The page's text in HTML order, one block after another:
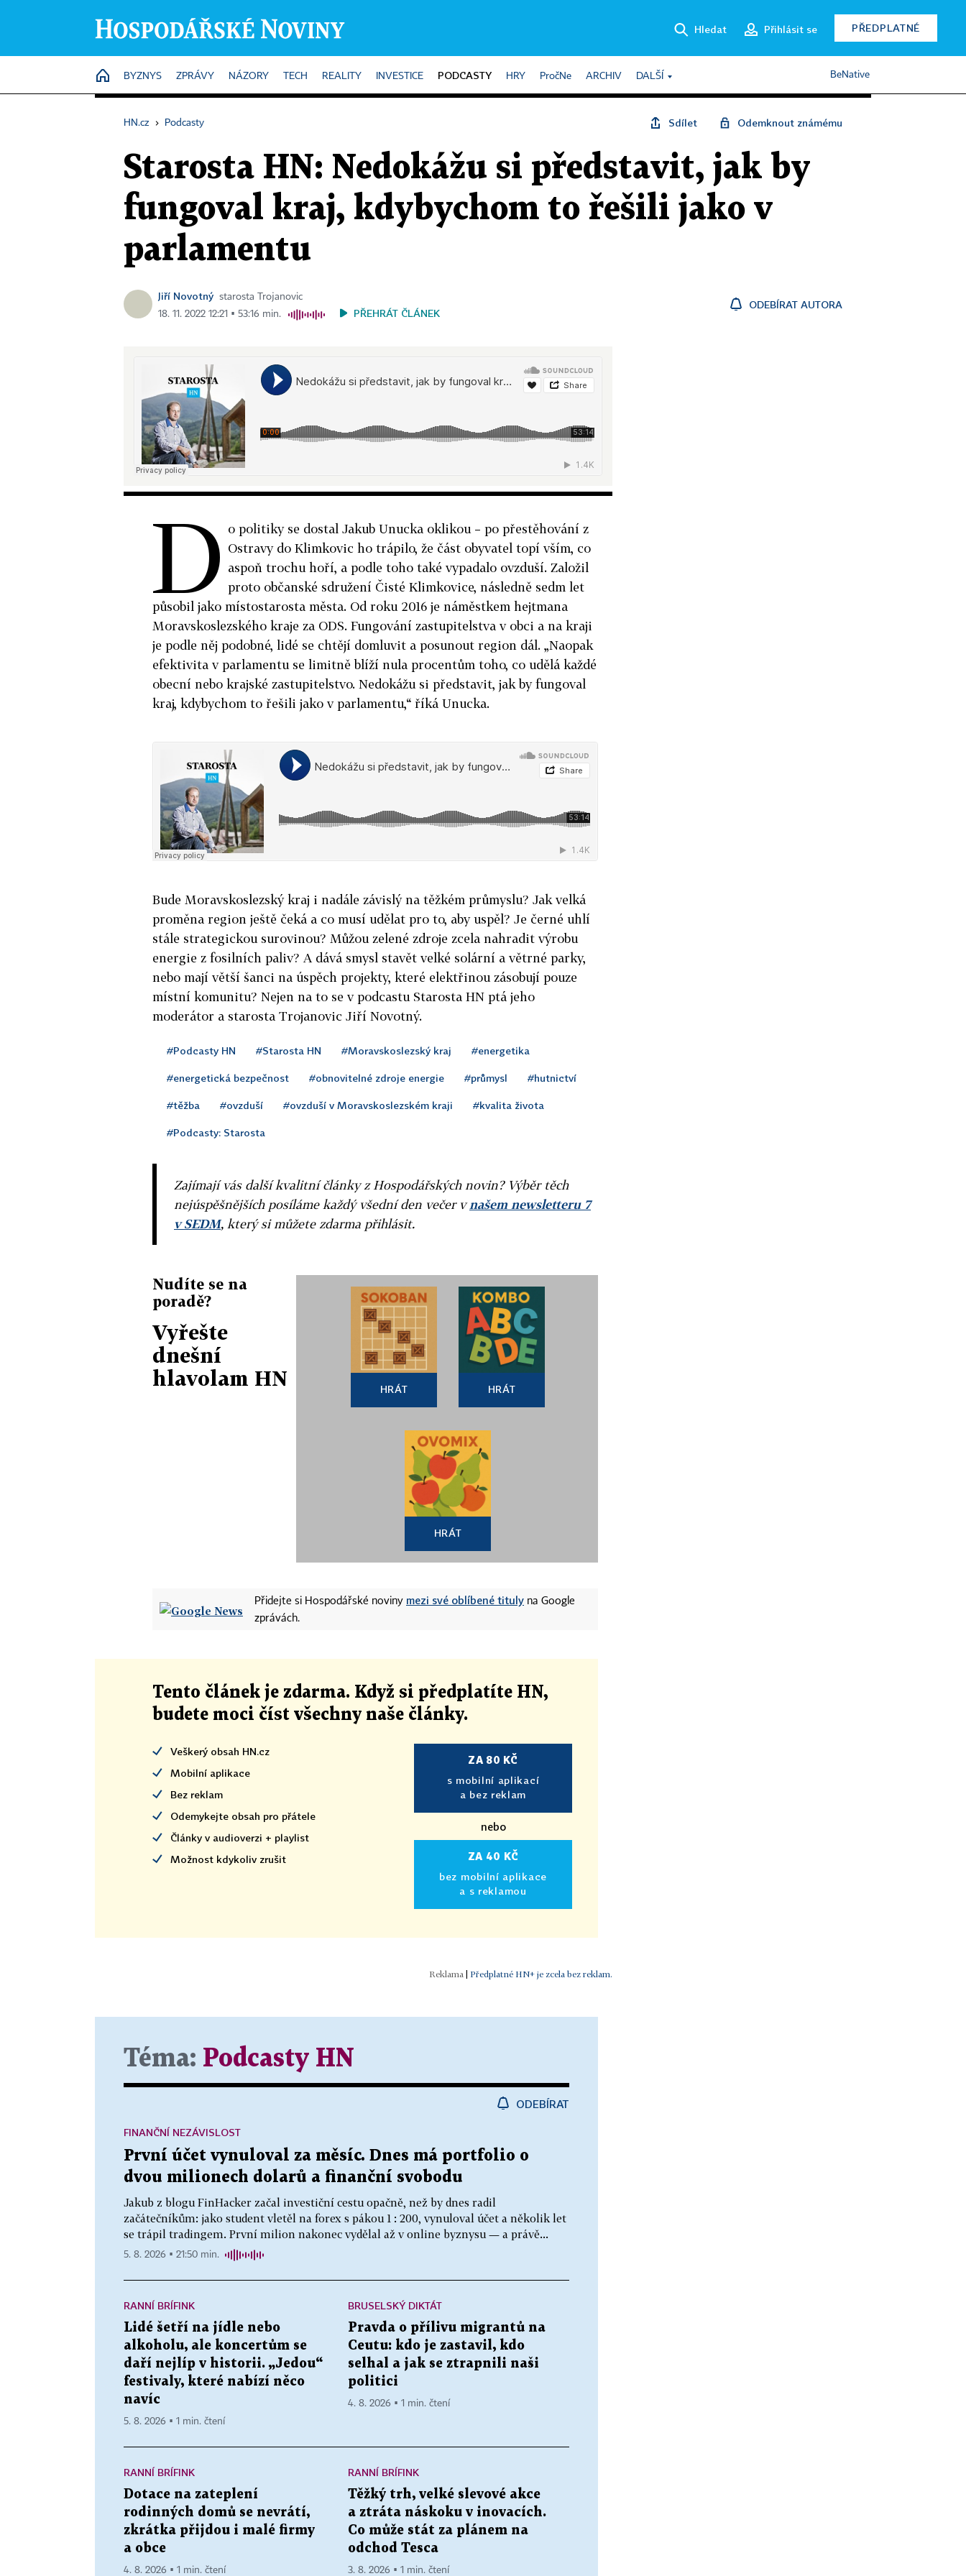
Hledat Přihlásit se PŘEDPLATNÉ
HOME
BYZNYS ZPRÁVY NÁZORY TECH REALITY INVESTICE PODCASTY HRY PročNe ARCHIV DALŠÍ BeNative
HN.cz › Podcasty Sdílet Odemknout známému
Starosta HN: Nedokážu si představit, jak by
fungoval kraj, kdybychom to řešili jako v
parlamentu
Jiří Novotný starosta Trojanovic
18. 11. 2022 12:21 ▪ 53:16 min.
PŘEHRÁT ČLÁNEK
ODEBÍRAT AUTORA
D o politiky se dostal Jakub Unucka oklikou – po přestěhování z
Ostravy do Klimkovic ho trápilo, že část obyvatel topí vším, co
aspoň trochu hoří, a podle toho také vypadalo ovzduší. Založil
proto občanské sdružení Čisté Klimkovice, následně sedm let
působil jako místostarosta města. Od roku 2016 je náměstkem hejtmana
Moravskoslezského kraje za ODS. Fungování zastupitelstva v obci a na kraji
je podle něj podobné, lidé se chtějí domluvit a posunout region dál. „Naopak
efektivita v parlamentu se limitně blíží nula procentům toho, co udělá každé
obecní nebo krajské zastupitelstvo. Nedokážu si představit, jak by fungoval
kraj, kdybychom to řešili jako v parlamentu,“ říká Unucka.
Bude Moravskoslezský kraj i nadále závislý na těžkém průmyslu? Jak velká
proměna region ještě čeká a co musí udělat pro to, aby uspěl? Je černé uhlí
stále strategickou surovinou? Můžou zelené zdroje zcela nahradit výrobu
energie z fosilních paliv? A dává smysl stavět velké solární a větrné parky,
nebo mají větší šanci na úspěch projekty, které elektřinou zásobují pouze
místní komunitu? Nejen na to se v podcastu Starosta HN ptá jeho
moderátor a starosta Trojanovic Jiří Novotný.
#Podcasty HN #Starosta HN #Moravskoslezský kraj #energetika
#energetická bezpečnost #obnovitelné zdroje energie #průmysl #hutnictví
#těžba #ovzduší #ovzduší v Moravskoslezském kraji #kvalita života
#Podcasty: Starosta
Zajímají vás další kvalitní články z Hospodářských novin? Výběr těch
nejúspěšnějších posíláme každý všední den večer vnašem newsletteru 7
v SEDM, který si můžete zdarma přihlásit.
Nudíte se na
poradě?
Vyřešte
dnešní
hlavolam HN
HRÁT HRÁT
HRÁT
Přidejte si Hospodářské noviny mezi své oblíbené tituly na Google
zprávách.
Tento článek je zdarma. Když si předplatíte HN,
budete moci číst všechny naše články.
Veškerý obsah HN.cz
Mobilní aplikace
Bez reklam
Odemykejte obsah pro přátele
Články v audioverzi + playlist
Možnost kdykoliv zrušit
ZA 80 KČ
s mobilní aplikací
a bez reklam
nebo
ZA 40 KČ
bez mobilní aplikace
a s reklamou
Předplatné HN+ je zcela bez reklam.
Téma: Podcasty HN
ODEBÍRAT
První účet vynuloval za měsíc. Dnes má portfolio o
dvou milionech dolarů a finanční svobodu
Jakub z blogu FinHacker začal investiční cestu opačně, než by dnes radil
začátečníkům: jako student vletěl na forex s pákou 1 : 200, vynuloval účet a několik let
se trápil tradingem. První milion nakonec vydělal až v online byznysu — a právě...
FINANČNÍ NEZÁVISLOST
5. 8. 2026 ▪ 21:50 min.
RANNÍ BRÍFINK
Lidé šetří na jídle nebo
alkoholu, ale koncertům se
daří nejlíp v historii. „Jedou“
festivaly, které nabízí něco
navíc
5. 8. 2026 ▪ 1 min. čtení
BRUSELSKÝ DIKTÁT
Pravda o přílivu migrantů na
Ceutu: kdo je zastavil, kdo
selhal a jak se ztrapnili naši
politici
4. 8. 2026 ▪ 1 min. čtení
RANNÍ BRÍFINK
Dotace na zateplení
rodinných domů se nevrátí,
zkrátka přijdou i malé firmy
a obce
4. 8. 2026 ▪ 1 min. čtení
RANNÍ BRÍFINK
Těžký trh, velké slevové akce
a ztráta náskoku v inovacích.
Co může stát za plánem na
odchod Tesca
3. 8. 2026 ▪ 1 min. čtení